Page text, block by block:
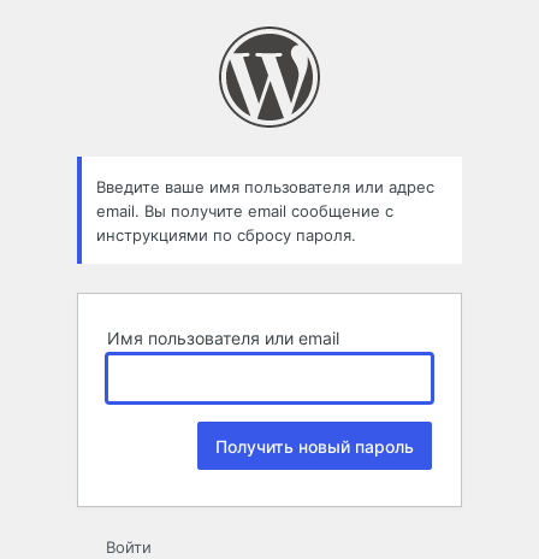
Введите ваше имя пользователя или адрес
email. Вы получите email сообщение с
инструкциями по сбросу пароля.
Имя пользователя или email
Войти